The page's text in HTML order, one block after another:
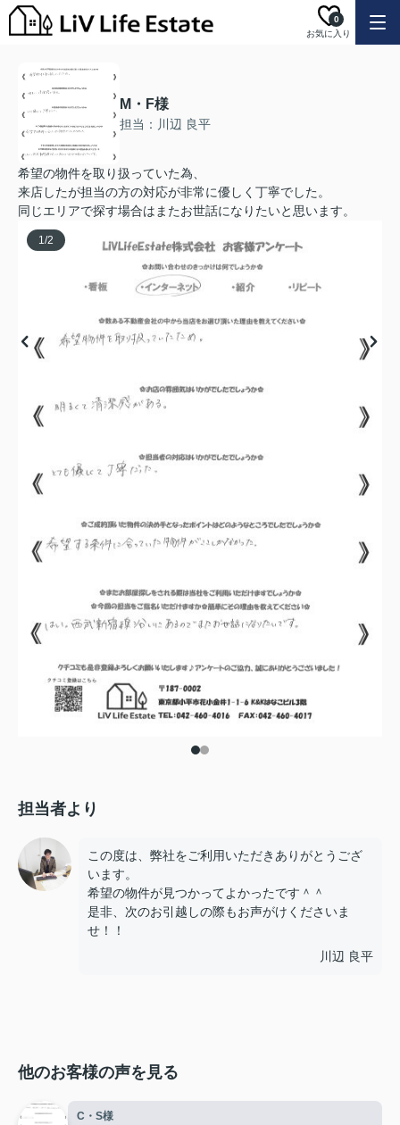
お気に入り
0
M・F様
担当：川辺 良平
希望の物件を取り扱っていた為、
来店したが担当の方の対応が非常に優しく丁寧でした。
同じエリアで探す場合はまたお世話になりたいと思います。
1/2
担当者より
この度は、弊社をご利用いただきありがとうござ
います。
希望の物件が見つかってよかったです＾＾
是非、次のお引越しの際もお声がけくださいま
せ！！
川辺 良平
他のお客様の声を見る
C・S様